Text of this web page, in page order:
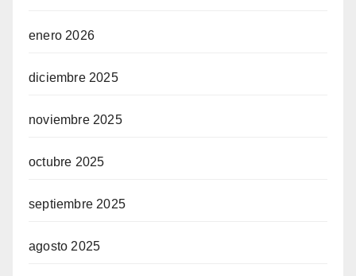
enero 2026
diciembre 2025
noviembre 2025
octubre 2025
septiembre 2025
agosto 2025